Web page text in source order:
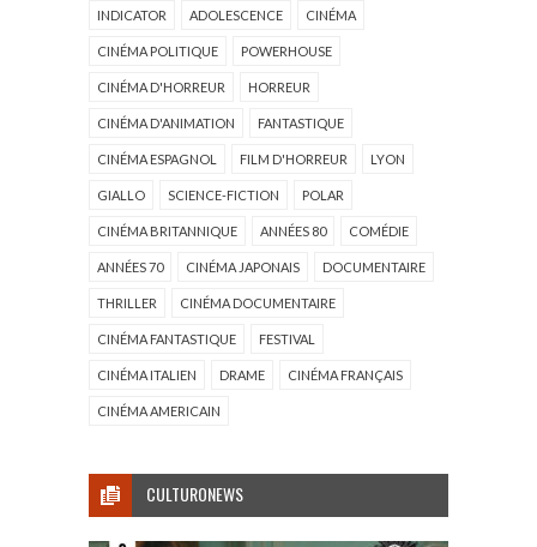
INDICATOR ADOLESCENCE CINÉMA
CINÉMA POLITIQUE POWERHOUSE
CINÉMA D'HORREUR HORREUR
CINÉMA D'ANIMATION FANTASTIQUE
CINÉMA ESPAGNOL FILM D'HORREUR LYON
GIALLO SCIENCE-FICTION POLAR
CINÉMA BRITANNIQUE ANNÉES 80 COMÉDIE
ANNÉES 70 CINÉMA JAPONAIS DOCUMENTAIRE
THRILLER CINÉMA DOCUMENTAIRE
CINÉMA FANTASTIQUE FESTIVAL
CINÉMA ITALIEN DRAME CINÉMA FRANÇAIS
CINÉMA AMERICAIN
CULTURONEWS